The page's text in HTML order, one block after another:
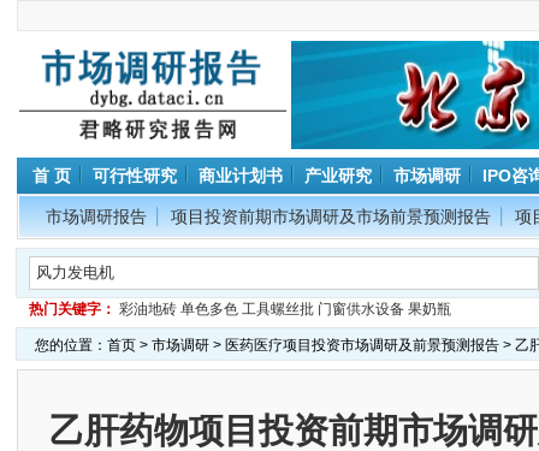
首 页 可行性研究 商业计划书 产业研究 市场调研 IPO咨
市场调研报告 项目投资前期市场调研及市场前景预测报告 项
热门关键字： 彩油地砖 单色多色 工具螺丝批 门窗供水设备 果奶瓶
您的位置： 首页> 市场调研> 医药医疗项目投资市场调研及前景预测报告> 乙
乙肝药物项目投资前期市场调